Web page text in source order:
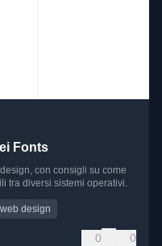
Fonts
con consigli su come
tra diversi sistemi operativi.
web design
0 0